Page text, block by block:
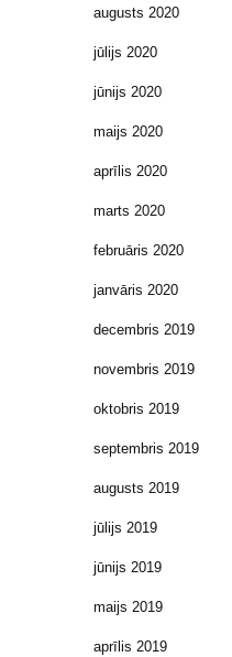
augusts 2020
jūlijs 2020
jūnijs 2020
maijs 2020
aprīlis 2020
marts 2020
februāris 2020
janvāris 2020
decembris 2019
novembris 2019
oktobris 2019
septembris 2019
augusts 2019
jūlijs 2019
jūnijs 2019
maijs 2019
aprīlis 2019